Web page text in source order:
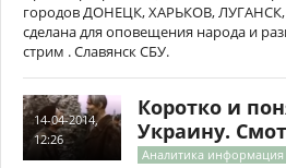
городов ДОНЕЦК, ХАРЬКОВ,
сделана для оповещения народа и
стрим . Славянск СБУ.
14-04-2014,
12:26
Коротко и
Украину.
Аналитика